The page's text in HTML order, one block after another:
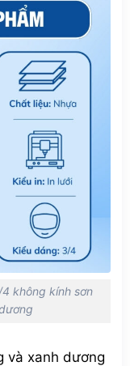
không kính sơn
và xanh dương